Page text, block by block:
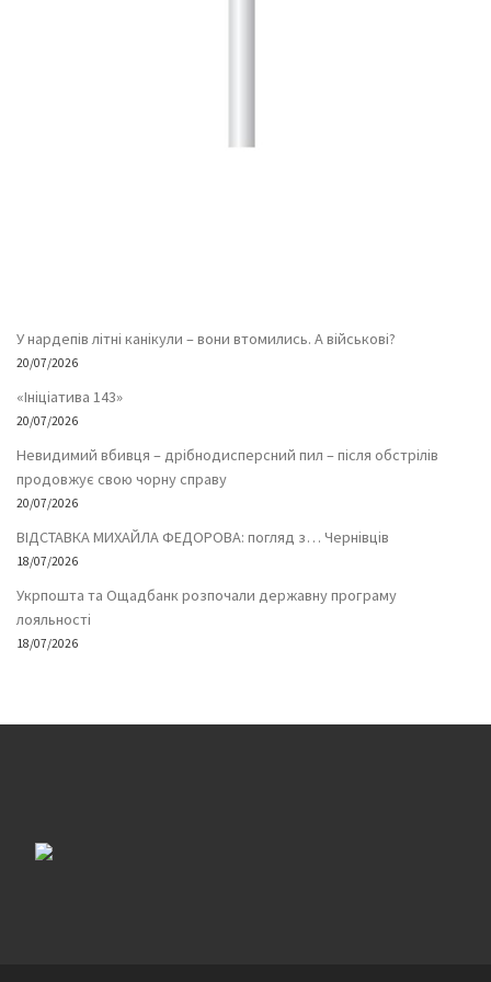
У нардепів літні канікули – вони втомились. А військові?
20/07/2026
«Ініціатива 143»
20/07/2026
Невидимий вбивця – дрібнодисперсний пил – після обстрілів
продовжує свою чорну справу
20/07/2026
ВІДСТАВКА МИХАЙЛА ФЕДОРОВА: погляд з… Чернівців
18/07/2026
Укрпошта та Ощадбанк розпочали державну програму
лояльності
18/07/2026